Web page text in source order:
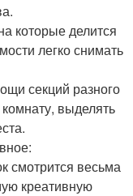
которые делится
легко снимать
секций разного
выделять
смотрится весьма
креативную